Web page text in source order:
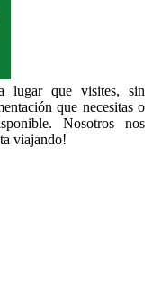
lugar que visites, sin
que necesitas o
Nosotros nos
viajando!